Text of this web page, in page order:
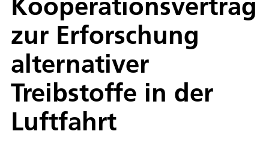
zur Erforschung
alternativer
Treibstoffe in der
Luftfahrt